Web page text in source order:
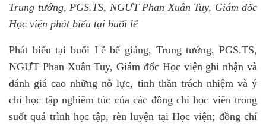
Trung tướng, PGS.TS, NGƯT Phan Xuân Tuy, Giám đốc
Học viện phát biểu tại buổi lễ
Phát biểu tại buổi Lễ bế giảng, Trung tướng, PGS.TS,
NGƯT Phan Xuân Tuy, Giám đốc Học viện ghi nhận và
đánh giá cao những nỗ lực, tinh thần trách nhiệm và ý
chí học tập nghiêm túc của các đồng chí học viên trong
suốt quá trình học tập, rèn luyện tại Học viện; đồng chí